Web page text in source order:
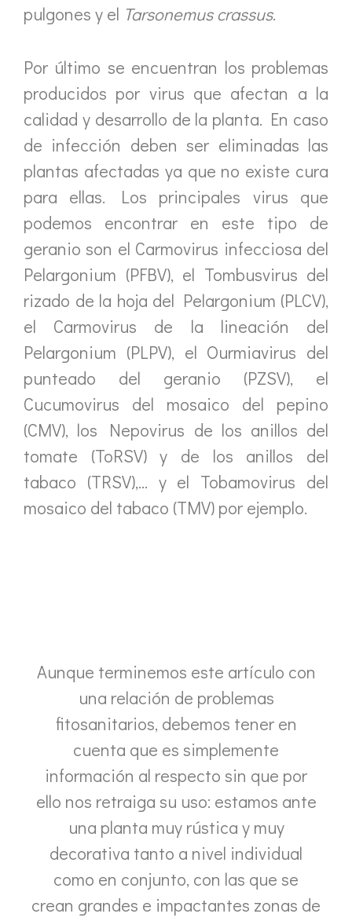
pulgones y el Tarsonemus crassus.
Por último se encuentran los problemas
producidos por virus que afectan a la
calidad y desarrollo de la planta. En caso
de infección deben ser eliminadas las
plantas afectadas ya que no existe cura
para ellas. Los principales virus que
podemos encontrar en este tipo de
geranio son el Carmovirus infecciosa del
Pelargonium (PFBV), el Tombusvirus del
rizado de la hoja del Pelargonium (PLCV),
el Carmovirus de la lineación del
Pelargonium (PLPV), el Ourmiavirus del
punteado del geranio (PZSV), el
Cucumovirus del mosaico del pepino
(CMV), los Nepovirus de los anillos del
tomate (ToRSV) y de los anillos del
tabaco (TRSV),… y el Tobamovirus del
mosaico del tabaco (TMV) por ejemplo.
Aunque terminemos este artículo con
una relación de problemas
fitosanitarios, debemos tener en
cuenta que es simplemente
información al respecto sin que por
ello nos retraiga su uso: estamos ante
una planta muy rústica y muy
decorativa tanto a nivel individual
como en conjunto, con las que se
crean grandes e impactantes zonas de